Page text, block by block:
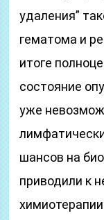
удаления”
гематома и
итоге
состояние
уже
шансов на
приводили к